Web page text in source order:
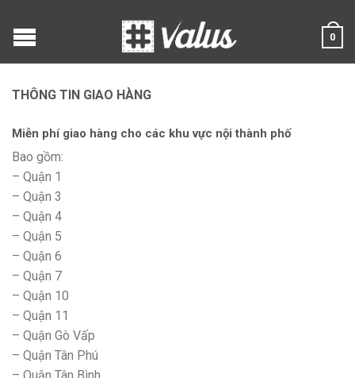
0
THÔNG TIN GIAO HÀNG
Miễn phí giao hàng cho các khu vực nội thành phố
Bao gồm:
– Quận 1
– Quận 3
– Quận 4
– Quận 5
– Quận 6
– Quận 7
– Quận 10
– Quận 11
– Quận Gò Vấp
– Quận Tân Phú
– Quận Tân Bình